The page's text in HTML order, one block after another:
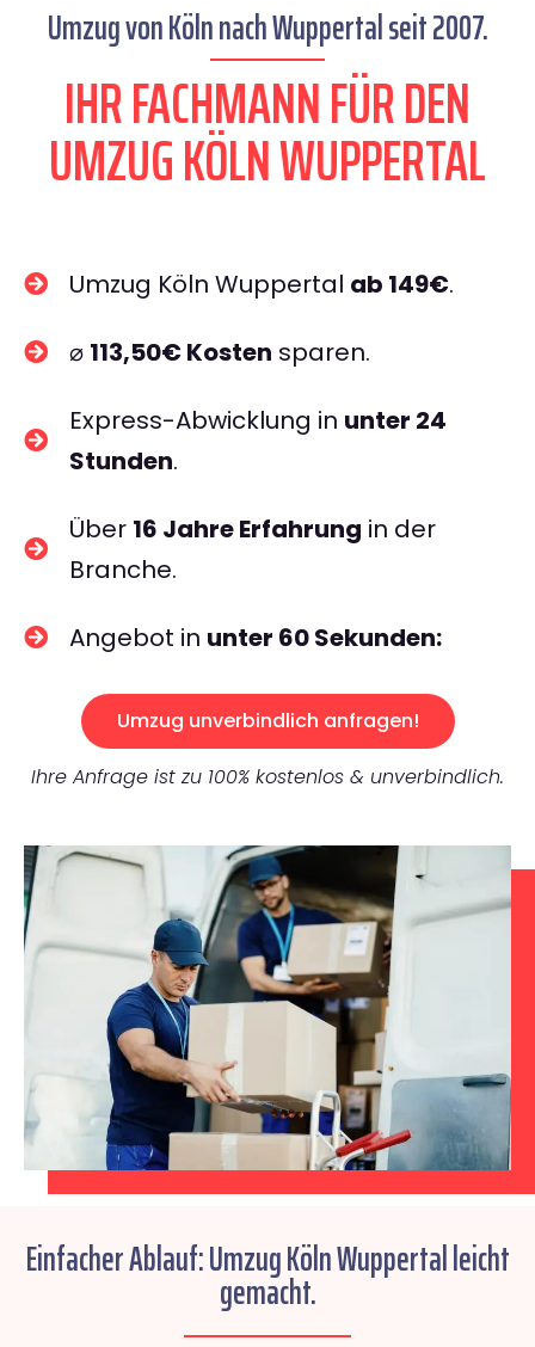
Umzug von Köln nach Wuppertal seit 2007.
IHR FACHMANN FÜR DEN
UMZUG KÖLN WUPPERTAL
Umzug Köln Wuppertal ab 149€.
⌀ 113,50€ Kosten sparen.
Express-Abwicklung in unter 24
Stunden.
Über 16 Jahre Erfahrung in der
Branche.
Angebot in unter 60 Sekunden:
Umzug unverbindlich anfragen!
Ihre Anfrage ist zu 100% kostenlos & unverbindlich.
Einfacher Ablauf: Umzug Köln Wuppertal leicht
gemacht.